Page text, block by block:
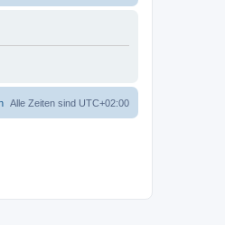
Alle Zeiten sind UTC+02:00